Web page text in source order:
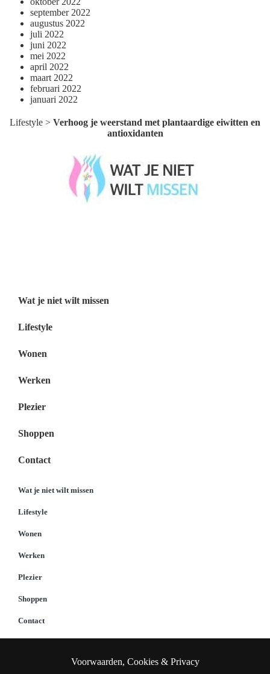
september 2022
augustus 2022
juli 2022
juni 2022
mei 2022
april 2022
maart 2022
februari 2022
januari 2022
Lifestyle > Verhoog je weerstand met plantaardige eiwitten en
antioxidanten
Wat je niet wilt missen
Lifestyle
Wonen
Werken
Plezier
Shoppen
Contact
Wat je niet wilt missen
Lifestyle
Wonen
Werken
Plezier
Shoppen
Contact
Voorwaarden, Cookies & Privacy